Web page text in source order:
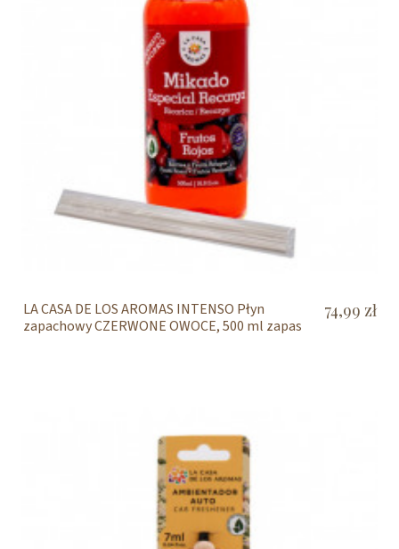
LA CASA DE LOS AROMAS INTENSO Płyn
zapachowy CZERWONE OWOCE, 500 ml zapas
74,99 zł